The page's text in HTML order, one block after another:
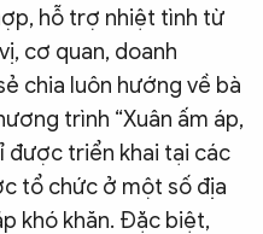
hỗ trợ nhiệt tình từ
cơ quan, doanh
chia luôn hướng về bà
trình “Xuân ấm áp,
được triển khai tại các
tổ chức ở một số địa
khó khăn. Đặc biệt,